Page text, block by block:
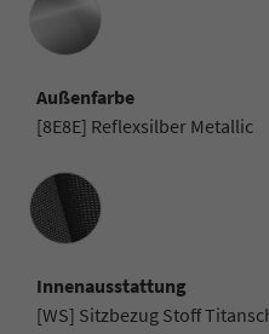
Außenfarbe
[8E8E] Reflexsilber Metallic
Innenausstattung
Innenausstattung
[WS] Sitzbezug Stoff